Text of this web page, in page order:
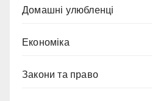
Домашні улюбленці
Економіка
Закони та право